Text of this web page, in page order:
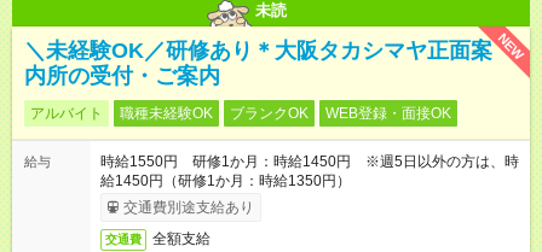
未読
NEW
＼未経験OK／研修あり＊大阪タカシマヤ正面案
内所の受付・ご案内
アルバイト 職種未経験OK ブランクOK WEB登録・面接OK
給与
時給1550円 研修1か月：時給1450円 ※週5日以外の方は、時
給1450円（研修1か月：時給1350円）
交通費別途支給あり
交通費 全額支給